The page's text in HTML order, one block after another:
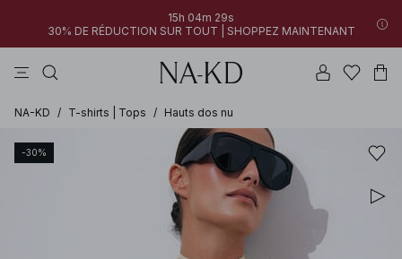
15h 04m 29s
30% DE RÉDUCTION SUR TOUT | SHOPPEZ MAINTENANT
NA-KD / T-shirts | Tops / Hauts dos nu
-30%